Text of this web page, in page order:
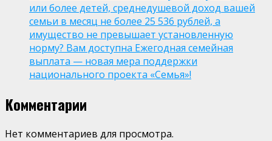
или более детей, среднедушевой доход вашей
семьи в месяц не более 25 536 рублей, а
имущество не превышает установленную
норму? Вам доступна Ежегодная семейная
выплата — новая мера поддержки
национального проекта «Семья»!
Комментарии
Нет комментариев для просмотра.